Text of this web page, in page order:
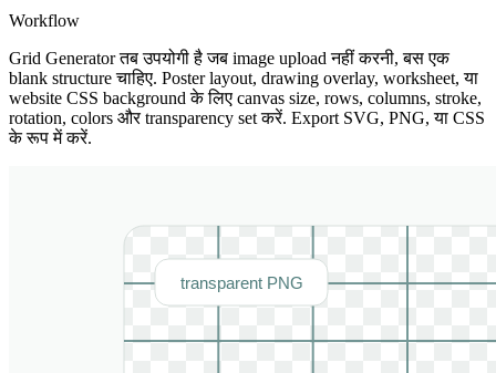
Workflow
Grid Generator तब उपयोगी है जब image upload नहीं करनी, बस एक
blank structure चाहिए. Poster layout, drawing overlay, worksheet, या
website CSS background के लिए canvas size, rows, columns, stroke,
rotation, colors और transparency set करें. Export SVG, PNG, या CSS
के रूप में करें.